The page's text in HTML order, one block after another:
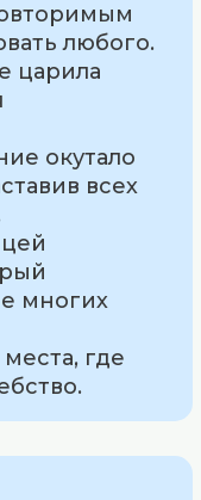
любого.
царила
окутало
всех
многих
где